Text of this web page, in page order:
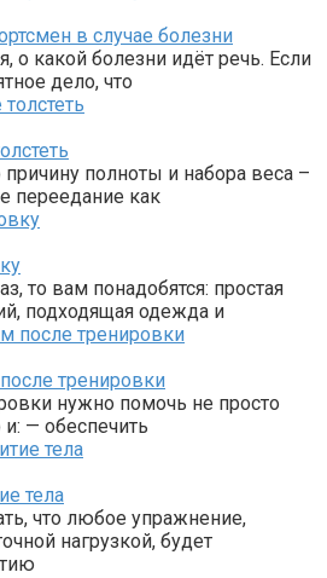
в случае болезни
о какой болезни идёт речь. Если
дело, что
полноты и набора веса –
переедание как
то вам понадобятся: простая
подходящая одежда и
тренировки
нужно помочь не просто
и: — обеспечить
тела
что любое упражнение,
нагрузкой, будет